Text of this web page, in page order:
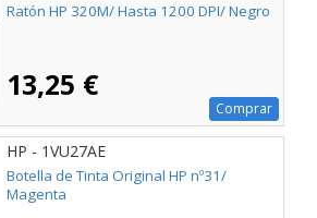
Ratón HP 320M/ Hasta 1200 DPI/ Negro
13,25 €
Comprar
HP - 1VU27AE
Botella de Tinta Original HP nº31/
Magenta